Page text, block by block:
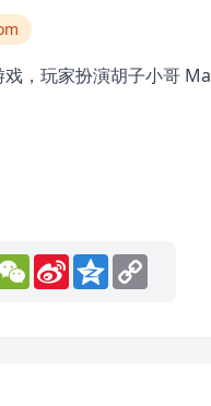
戏，玩家扮演胡子小哥
WeChat
Sina
Weibo
Qzone